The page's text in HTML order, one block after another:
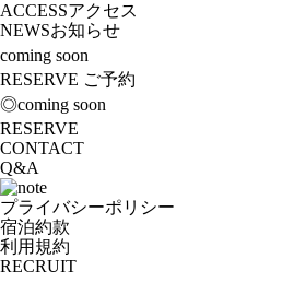
ACCESSアクセス
NEWSお知らせ
coming soon
RESERVE ご予約
◎coming soon
RESERVE
CONTACT
Q&A
プライバシーポリシー
宿泊約款
利用規約
RECRUIT